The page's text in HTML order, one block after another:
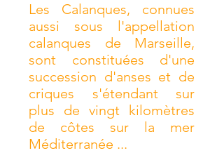
Les Calanques, connues
aussi sous l'appellation
calanques de Marseille,
sont constituées d'une
succession d'anses et de
criques s'étendant sur
plus de vingt kilomètres
de côtes sur la mer
Méditerranée ...